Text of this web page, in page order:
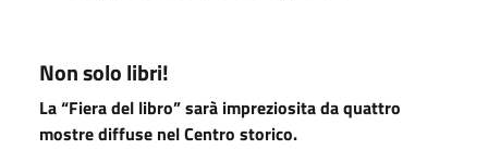
Non solo libri!
La “Fiera del libro” sarà impreziosita da quattro
mostre diffuse nel Centro storico.